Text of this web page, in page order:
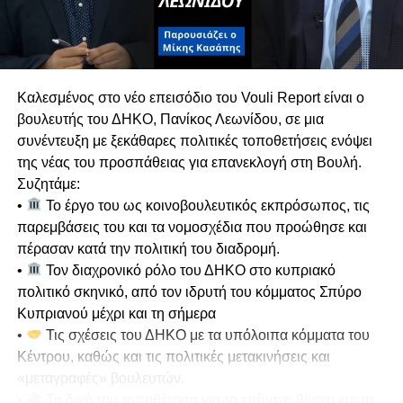
τονίζοντας ότι πρόκειται για ακροδεξιό κόμμα
με το οποίο υπάρχει βαθύ πολιτικό και
ιδεολογικό χάσμα.
Ομοσπονδία
Αναλύει τις διαχρονικές θέσεις του ΑΚΕΛ στο
Κυπριακό, επαναβεβαιώνοντας τη στήριξη στη
Διζωνική Δικοινοτική Ομοσπονδία. Ασκεί έντονη
κριτική σε όσους απορρίπτουν την
ομοσπονδιακή λύση χωρίς να καταθέτουν
ρεαλιστική εναλλακτική.
Υπογραμμίζει ότι η συνέχιση της τουρκικής
κατοχής και οι απειλές της Άγκυρας
επηρεάζουν καθοριστικά τη γεωπολιτική
προοπτική της χώρας. Όπως επισημαίνει, χωρίς
λύση στο Κυπριακό, ο τουρκικός παράγοντας θα
συνεχίσει να αποτελεί εμπόδιο στην αξιοποίηση
Καλεσμένος στο νέο επεισόδιο του Vouli Report είναι ο
βουλευτής του ΔΗΚΟ, Πανίκος Λεωνίδου, σε μια
συνέντευξη με ξεκάθαρες πολιτικές τοποθετήσεις ενόψει
της νέας του προσπάθειας για επανεκλογή στη Βουλή.
Συζητάμε:
•
Το έργο του ως κοινοβουλευτικός εκπρόσωπος, τις
παρεμβάσεις του και τα νομοσχέδια που προώθησε και
πέρασαν κατά την πολιτική του διαδρομή.
•
Τον διαχρονικό ρόλο του ΔΗΚΟ στο κυπριακό
πολιτικό σκηνικό, από τον ιδρυτή του κόμματος Σπύρο
Κυπριανού μέχρι και τη σήμερα
•
Τις σχέσεις του ΔΗΚΟ με τα υπόλοιπα κόμματα του
Κέντρου, καθώς και τις πολιτικές μετακινήσεις και